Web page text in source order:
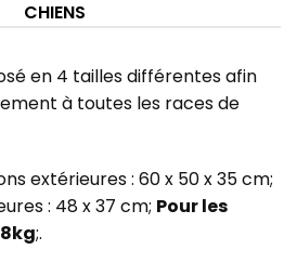
CHIENS
en 4 tailles différentes afin
à toutes les races de
extérieures : 60 x 50 x 35 cm;
: 48 x 37 cm; Pour les
;.